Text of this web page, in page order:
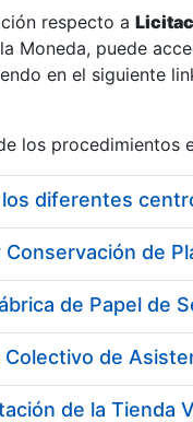
respecto a
Moneda, puede
en el siguiente
los procedimientos
diferentes
de Papel de
de
de la Tienda